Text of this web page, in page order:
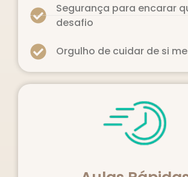
Segurança para encarar
desafio
Orgulho de cuidar de si